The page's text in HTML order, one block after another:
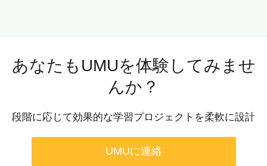
あなたもUMUを体験してみませ
んか？
段階に応じて効果的な学習プロジェクトを柔軟に設計
UMUに連絡